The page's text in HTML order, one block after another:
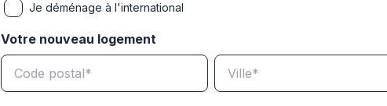
Je déménage à l'international
Votre nouveau logement